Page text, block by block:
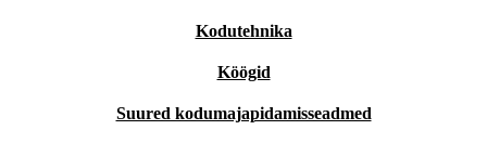
Kodutehnika
Köögid
Suured kodumajapidamisseadmed